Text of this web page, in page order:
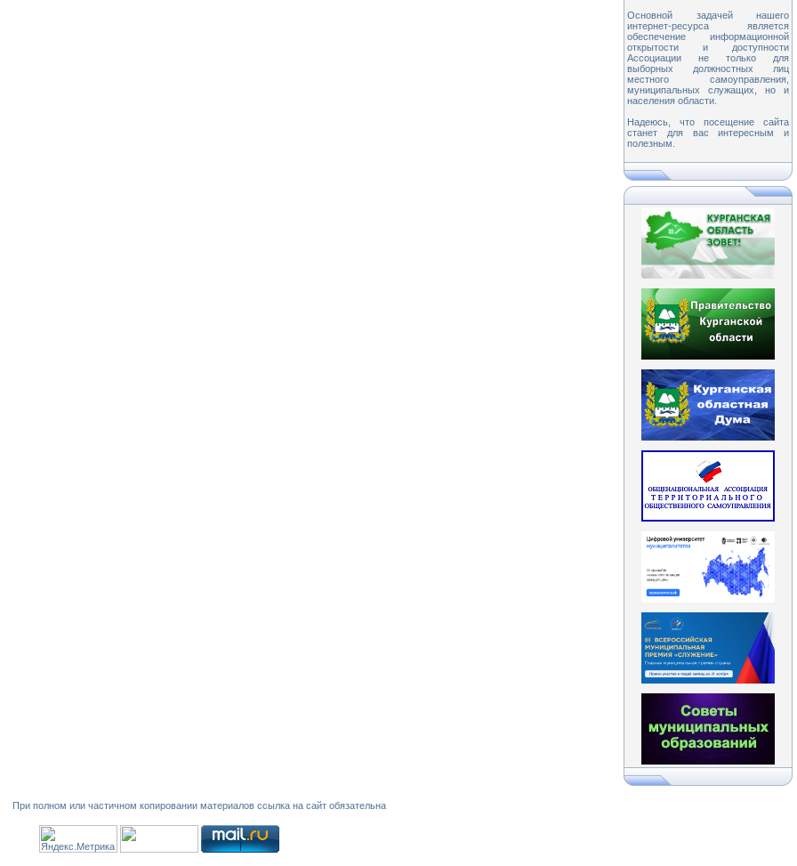
Основной задачей нашего
интернет-ресурса является
обеспечение информационной
открытости и доступности
Ассоциации не только для
выборных должностных лиц
местного самоуправления,
муниципальных служащих, но и
населения области.
Надеюсь, что посещение сайта
станет для вас интересным и
полезным.
При полном или частичном копировании материалов ссылка на сайт обязательна